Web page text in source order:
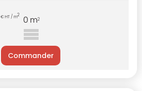
€ HT / m2 0 m2
Commander